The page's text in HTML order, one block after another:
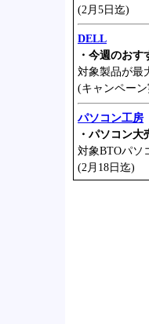
(2月5日迄)
DELL
・今週のおす
対象製品が最
(キャンペー
パソコン工房
・パソコン
対象BTOパソ
(2月18日迄)